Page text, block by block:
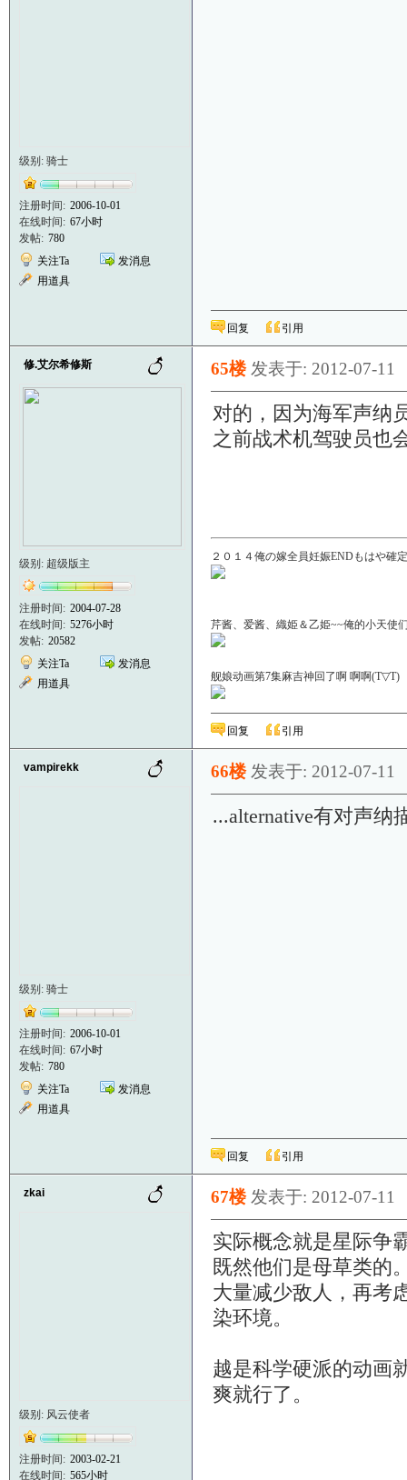
级别: 骑士
注册时间: 2006-10-01
在线时间: 67小时
发帖: 780
关注Ta
发消息
用道具
回复 引用
修.艾尔希修斯
级别: 超级版主
注册时间: 2004-07-28
在线时间: 5276小时
发帖: 20582
关注Ta
发消息
用道具
65楼 发表于: 2012-07-11
对的，因为海军声纳
之前战术机驾驶员也
２０１４俺の嫁全員妊娠ENDもはや確
芹酱、爱酱、織姫＆乙姫~~俺的小天使
舰娘动画第7集麻吉神回了啊 啊啊
回复 引用
vampirekk
级别: 骑士
注册时间: 2006-10-01
在线时间: 67小时
发帖: 780
关注Ta
发消息
用道具
66楼 发表于: 2012-07-11
...alternative有对声纳
回复 引用
zkai
级别: 风云使者
注册时间: 2003-02-21
在线时间: 565小时
67楼 发表于: 2012-07-11
实际概念就是星际争
既然他们是母草类的
大量减少敌人，再考
染环境。
越是科学硬派的动画
爽就行了。